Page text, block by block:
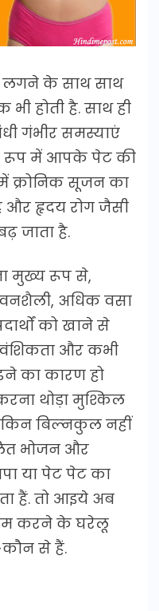
लगने के साथ साथ
होती है. साथ ही
गंभीर समस्याएं
रूप में आपके पेट की
क्रोनिक सूजन का
हृदय रोग जैसी
जाता है.
मुख्य रूप से,
अधिक वसा
को खाने से
और कभी
का कारण हो
थोड़ा मुश्किल
बिल्नकुल नहीं
भोजन और
या पेट पेट का
हैं. तो आइये अब
करने के घरेलू
से हैं.